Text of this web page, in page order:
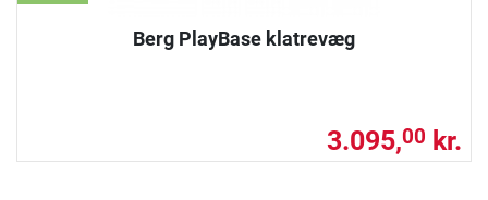
Berg PlayBase klatrevæg
3.095,00 kr.